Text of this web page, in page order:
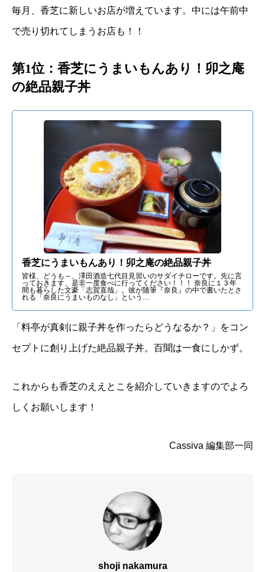
毎月、香芝に新しいお店が増えています。中には午前中
で売り切れてしまうお店も！！
第1位：香芝にうまいもんあり！卯之庵
の絶品親子丼
香芝にうまいもんあり！卯之庵の絶品親子丼
皆様、どうも～、澤田酒造七代目見習いのサダイチローです。先に言
っておきます、是非一度食べに行ってください！！！ 奈良に１３年
間も暮らした文豪「志賀直哉」。彼が随筆『奈良』の中で書いたとさ
れる「奈良にうまいものなし」という…
「料亭が真剣に親子丼を作ったらどうなるか？」をコン
セプトに創り上げた絶品親子丼。百聞は一食にしかず。
これからも香芝のええとこを紹介していきますのでよろ
しくお願いします！
Cassiva 編集部一同
shoji nakamura